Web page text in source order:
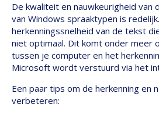
De kwaliteit en nauwkeurigheid van
van Windows spraaktypen is
herkenningssnelheid van de tekst
niet optimaal. Dit komt onder meer
tussen je computer en het
Microsoft wordt verstuurd via het
Een paar tips om de herkenning en
verbeteren: